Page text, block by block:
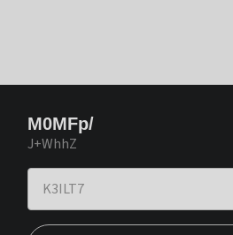
M0MFp/
J+WhhZ